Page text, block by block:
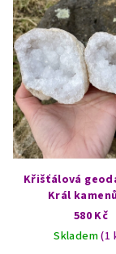
Křišťálová
Král
580 Kč
Skladem(1